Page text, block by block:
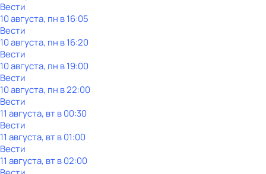
Вести
10 августа, пн в 16:05
Вести
10 августа, пн в 16:20
Вести
10 августа, пн в 19:00
Вести
10 августа, пн в 22:00
Вести
11 августа, вт в 00:30
Вести
11 августа, вт в 01:00
Вести
11 августа, вт в 02:00